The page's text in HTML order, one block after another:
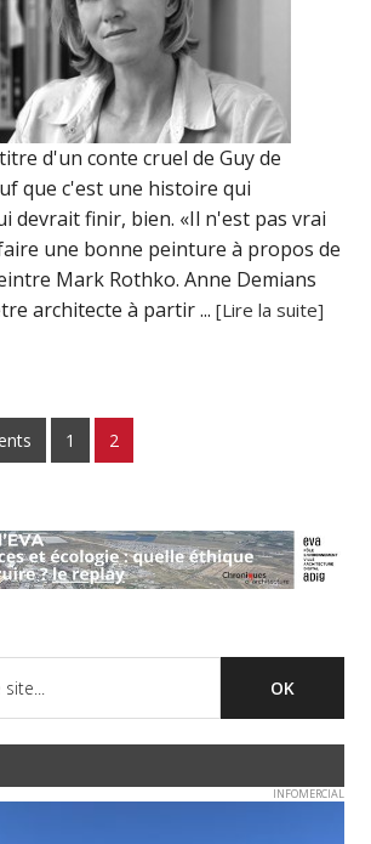
d'un conte cruel de Guy de
que c'est une histoire qui
devrait finir, bien. «Il n'est pas vrai
une bonne peinture à propos de
Mark Rothko. Anne Demians
architecte à partir ...[Lire la suite]
1 2
INFOMERCIAL